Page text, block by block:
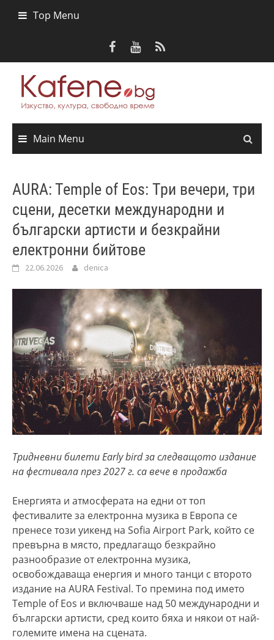
Top Menu
Main Menu
AURA: Temple of Eos: Три вечери, три
сцени, десетки международни и
български артисти и безкрайни
електронни бийтове
22.06.2026 denica
Тридневни билети Early bird за следващото издание
на фестивала през 2027 г. са вече в продажба
Енергията и атмосферата на едни от топ
фестивалите за електронна музика в Европа се
пренесе този уикенд на Sofia Airport Park, който се
превърна в място, предлагащо безкрайно
разнообразие от електронна музика,
освобождаваща енергия и много танци с второто
издание на AURA Festival. То премина под името
Temple of Eos и включваше над 50 международни и
български артисти, сред които бяха и някои от най-
големите имена на сцената.